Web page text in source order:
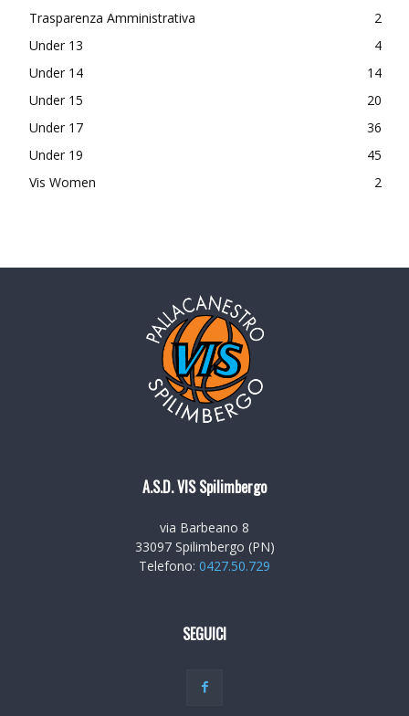
Trasparenza Amministrativa
2
Under 13
4
Under 14
14
Under 15
20
Under 17
36
Under 19
45
Vis Women
2
A.S.D. VIS Spilimbergo
via Barbeano 8
33097 Spilimbergo (PN)
Telefono: 0427.50.729
SEGUICI